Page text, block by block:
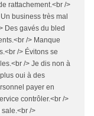
rattachement.<br />
business très mal
Des gavés du bled
/> Manque
/> Évitons se
/> Je dis non à
oui à des
payer en
contrôler.<br />
/>